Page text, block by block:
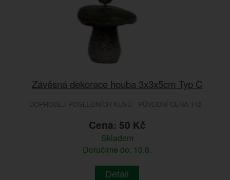
Závěsná dekorace houba 3x3x5cm Typ C
DOPRODEJ POSLEDNÍCH KUSŮ - PŮVODNÍ CENA 112.-
Cena: 50 Kč
Skladem
Doručíme do: 10.8.
Detail